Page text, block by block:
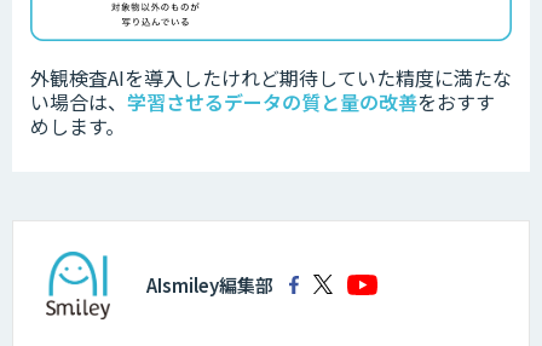
外観検査AIを導入したけれど期待していた精度に満たな
い場合は、 学習させるデータの質と量の改善をおすす
めします。
AIsmiley編集部